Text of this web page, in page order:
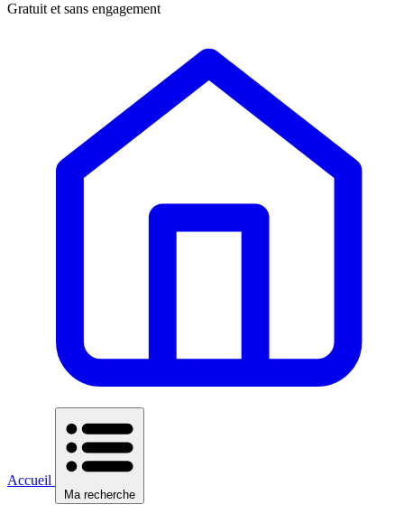
Gratuit et sans engagement
Accueil
Ma recherche